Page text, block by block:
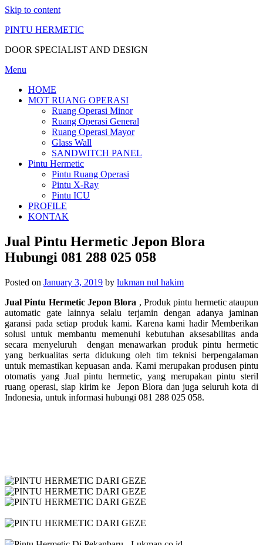
Skip to content
PINTU HERMETIC
DOOR SPECIALIST AND DESIGN
Menu
HOME
MOT RUANG OPERASI
Ruang Operasi Minor
Ruang Operasi General
Ruang Operasi Mayor
Glass Wall
SANDWITCH PANEL
Pintu Hermetic
Pintu Ruang Operasi
Pintu X-Ray
Pintu ICU
PROFILE
KONTAK
Jual Pintu Hermetic Jepon Blora
Hubungi 081 288 025 058
Posted on January 3, 2019 by lukman nul hakim
Jual Pintu Hermetic Jepon Blora , Produk pintu hermetic ataupun
automatic gate lainnya selalu terjamin dengan adanya jaminan
garansi pada setiap produk kami. Karena kami hadir Memberikan
solusi untuk membantu memenuhi kebutuhan aksesabilitas anda
secara menyeluruh dengan menawarkan produk pintu hermetic
yang berkualitas serta didukung oleh tim teknisi berpengalaman
untuk memastikan kepuasan anda. Kami merupakan produsen pintu
otomatis yang Jual pintu hermetic, yang merupakan pintu steril
ruang operasi, siap kirim ke
Jepon Blora dan juga seluruh kota di
Indonesia, untuk informasi hubungi 081 288 025 058.